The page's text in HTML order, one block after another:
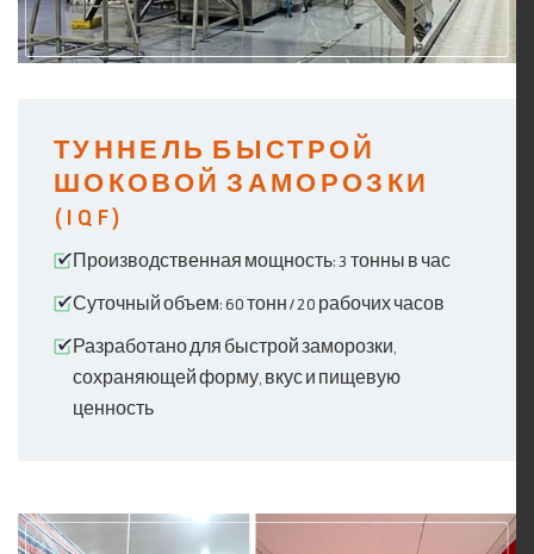
ТУННЕЛЬ БЫСТРОЙ
ШОКОВОЙ ЗАМОРОЗКИ
(IQF)
Производственная мощность: 3 тонны в час
Суточный объем: 60 тонн / 20 рабочих часов
Разработано для быстрой заморозки,
сохраняющей форму, вкус и пищевую
ценность